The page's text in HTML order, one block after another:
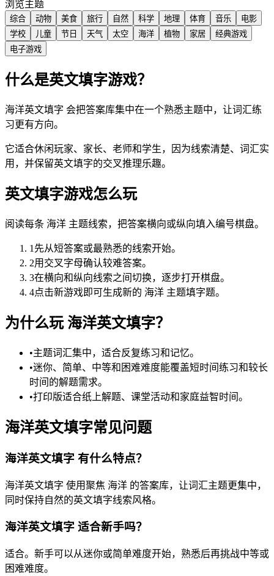
浏览主题
综合 动物 美食 旅行 自然 科学 地理 体育 音乐
电影
学校
儿童 节日 天气 太空 海洋 植物 家居
经典游戏
电子游戏
什么是英文填字游戏？
海洋英文填字 会把答案库集中在一个熟悉主题中，让词汇练
习更有方向。
它适合休闲玩家、家长、老师和学生，因为线索清楚、词汇实
用，并保留英文填字的交叉推理乐趣。
英文填字游戏怎么玩
阅读每条 海洋 主题线索，把答案横向或纵向填入编号棋盘。
1 先从短答案或最熟悉的线索开始。
2用交叉字母确认较难答案。
3在横向和纵向线索之间切换，逐步打开棋盘。
4点击新游戏即可生成新的 海洋 主题填字题。
为什么玩 海洋英文填字？
•主题词汇集中，适合反复练习和记忆。
•迷你、简单、中等和困难难度能覆盖短时间练习和较长
时间的解题需求。
•打印版适合纸上解题、课堂活动和家庭益智时间。
海洋英文填字常见问题
海洋英文填字 有什么特点？
海洋英文填字 使用聚焦 海洋 的答案库，让词汇主题更集中，
同时保持自然的英文填字线索风格。
海洋英文填字 适合新手吗？
适合。新手可以从迷你或简单难度开始，熟悉后再挑战中等或
困难难度。